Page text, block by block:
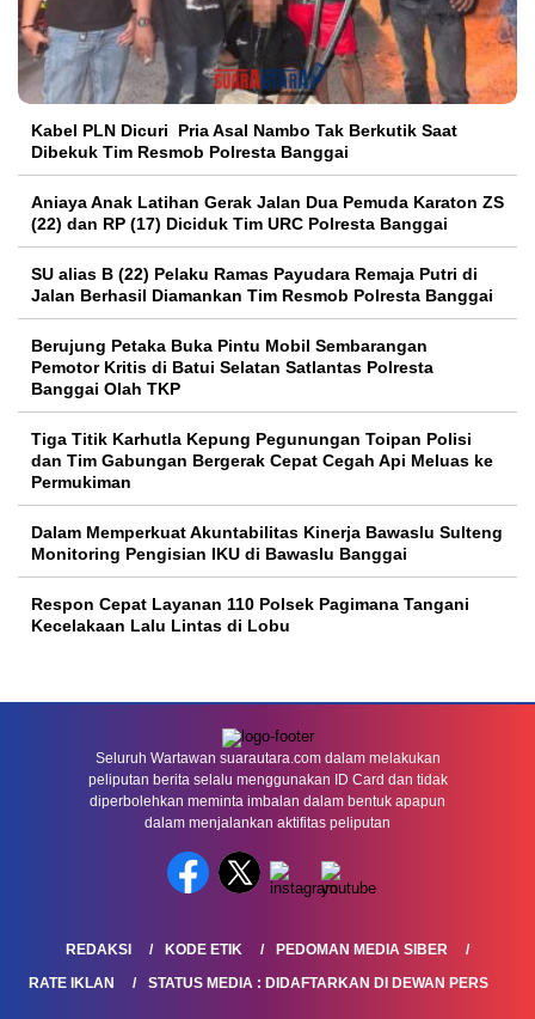
Kabel PLN Dicuri Pria Asal Nambo Tak Berkutik Saat
Dibekuk Tim Resmob Polresta Banggai
Aniaya Anak Latihan Gerak Jalan Dua Pemuda Karaton ZS
(22) dan RP (17) Diciduk Tim URC Polresta Banggai
SU alias B (22) Pelaku Ramas Payudara Remaja Putri di
Jalan Berhasil Diamankan Tim Resmob Polresta Banggai
Berujung Petaka Buka Pintu Mobil Sembarangan
Pemotor Kritis di Batui Selatan Satlantas Polresta
Banggai Olah TKP
Tiga Titik Karhutla Kepung Pegunungan Toipan Polisi
dan Tim Gabungan Bergerak Cepat Cegah Api Meluas ke
Permukiman
Dalam Memperkuat Akuntabilitas Kinerja Bawaslu Sulteng
Monitoring Pengisian IKU di Bawaslu Banggai
Respon Cepat Layanan 110 Polsek Pagimana Tangani
Kecelakaan Lalu Lintas di Lobu
Seluruh Wartawan suarautara.com dalam melakukan
peliputan berita selalu menggunakan ID Card dan tidak
diperbolehkan meminta imbalan dalam bentuk apapun
dalam menjalankan aktifitas peliputan
REDAKSI KODE ETIK
PEDOMAN MEDIA SIBER
RATE IKLAN
STATUS MEDIA : DIDAFTARKAN DI DEWAN PERS